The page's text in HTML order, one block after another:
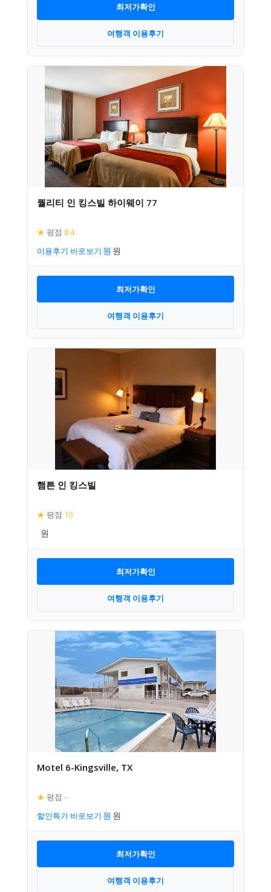
최저가확인
여행객 이용후기
퀄리티 인 킹스빌 하이웨이 77
★ 평점 8.4
이용후기 바로보기
최저가확인
여행객 이용후기
햄튼 인 킹스빌
★ 평점 10
최저가확인
여행객 이용후기
Motel 6-Kingsville, TX
★ 평점 –
할인특가 바로보기
최저가확인
여행객 이용후기